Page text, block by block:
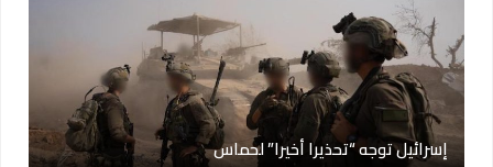
إسرائيل توجه “تحذيرا أخيرا” لحماس